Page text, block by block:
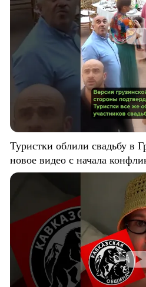
Туристки облили свадьбу в
новое видео с начала